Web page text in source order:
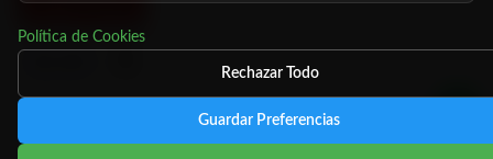
© Copyright 2026 MundoMayor Aviso de privacidad Aviso
Política de Cookies
Rechazar Todo
Guardar Preferencias